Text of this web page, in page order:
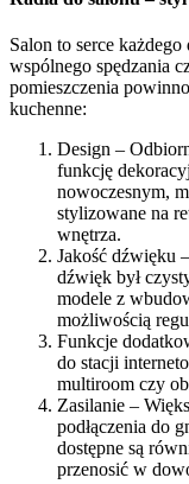
Salon to serce
wspólnego spędzania
pomieszczenia
kuchenne:
Design –
funkcję
nowoczesnym,
stylizowane na
wnętrza.
Jakość dźwięku
dźwięk był
modele z
możliwością
Funkcje
do stacji
multiroom czy
Zasilanie –
podłączenia do
dostępne są
przenosić w